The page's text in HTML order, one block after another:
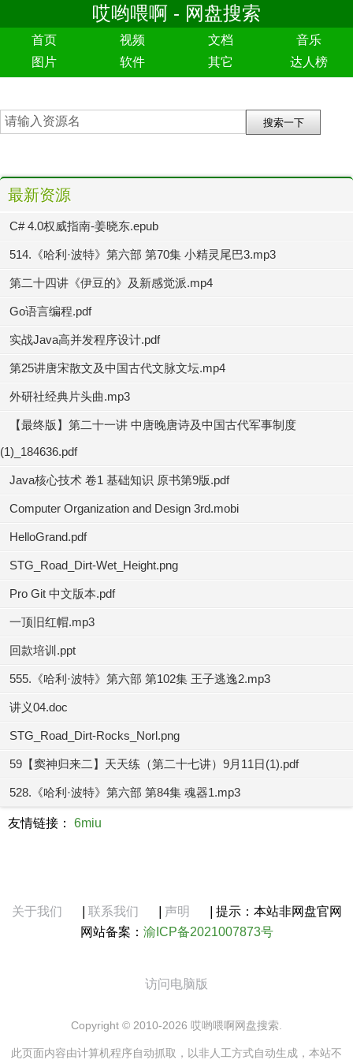
哎哟喂啊 - 网盘搜索
首页 视频 文档
音乐
图片
软件 其它 达人榜
最新资源
C# 4.0权威指南-姜晓东.epub
514.《哈利·波特》第六部 第70集 小精灵尾巴3.mp3
第二十四讲《伊豆的》及新感觉派.mp4
Go语言编程.pdf
实战Java高并发程序设计.pdf
第25讲唐宋散文及中国古代文脉文坛.mp4
外研社经典片头曲.mp3
【最终版】第二十一讲 中唐晚唐诗及中国古代军事制度
(1)_184636.pdf
Java核心技术 卷1 基础知识 原书第9版.pdf
Computer Organization and Design 3rd.mobi
HelloGrand.pdf
STG_Road_Dirt-Wet_Height.png
Pro Git 中文版本.pdf
一顶旧红帽.mp3
回款培训.ppt
555.《哈利·波特》第六部 第102集 王子逃逸2.mp3
讲义04.doc
STG_Road_Dirt-Rocks_Norl.png
59【窦神归来二】天天练（第二十七讲）9月11日(1).pdf
528.《哈利·波特》第六部 第84集 魂器1.mp3
友情链接： 6miu
关于我们 联系我们 声明
提示：本站非网盘官网
网站备案： 渝ICP备2021007873号
访问电脑版
Copyright © 2010-2026 哎哟喂啊网盘搜索.
此页面内容由计算机程序自动抓取，以非人工方式自动生成，本站不